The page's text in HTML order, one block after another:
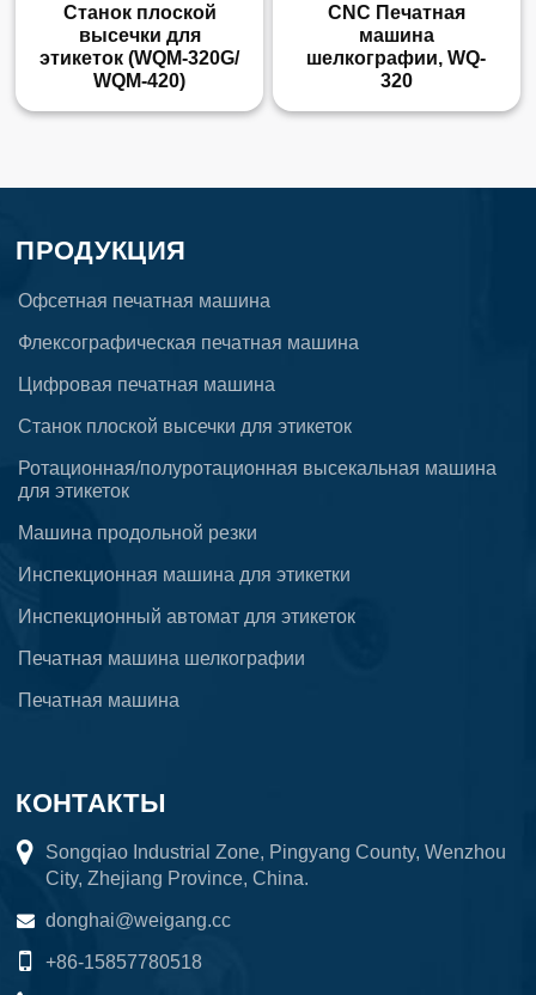
Станок плоской
высечки для
этикеток (WQM-320G/
WQM-420)
CNC Печатная
машина
шелкографии, WQ-
320
ПРОДУКЦИЯ
Офсетная печатная машина
Флексографическая печатная машина
Цифровая печатная машина
Станок плоской высечки для этикеток
Ротационная/полуротационная высекальная машина
для этикеток
Машина продольной резки
Инспекционная машина для этикетки
Инспекционный автомат для этикеток
Печатная машина шелкографии
Печатная машина
КОНТАКТЫ
Songqiao Industrial Zone, Pingyang County, Wenzhou
City, Zhejiang Province, China.
donghai@weigang.cc
+86-15857780518